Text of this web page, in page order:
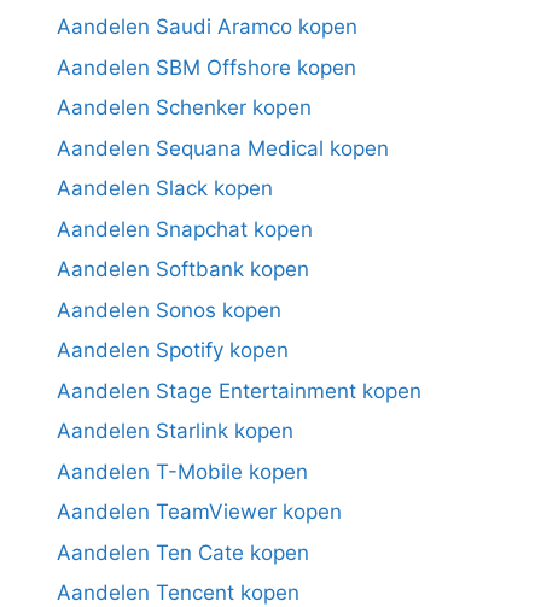
Aandelen Saudi Aramco kopen
Aandelen SBM Offshore kopen
Aandelen Schenker kopen
Aandelen Sequana Medical kopen
Aandelen Slack kopen
Aandelen Snapchat kopen
Aandelen Softbank kopen
Aandelen Sonos kopen
Aandelen Spotify kopen
Aandelen Stage Entertainment kopen
Aandelen Starlink kopen
Aandelen T-Mobile kopen
Aandelen TeamViewer kopen
Aandelen Ten Cate kopen
Aandelen Tencent kopen